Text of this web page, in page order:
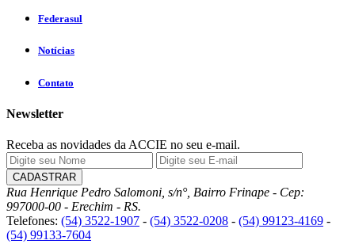
Federasul
Notícias
Contato
Newsletter
Receba as novidades da ACCIE no seu e-mail.
Rua Henrique Pedro Salomoni, s/n°, Bairro Frinape - Cep:
997000-00 - Erechim - RS.
Telefones: (54) 3522-1907 - (54) 3522-0208 - (54) 99123-4169 -
(54) 99133-7604